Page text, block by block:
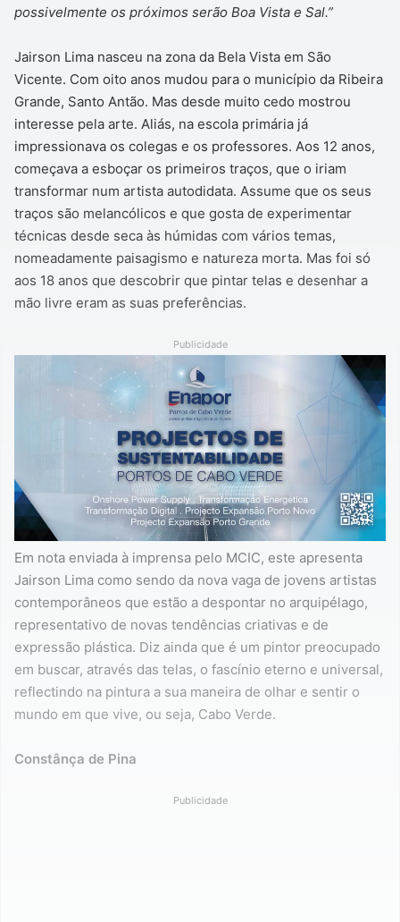
possivelmente os próximos serão Boa Vista e Sal.”
Jairson Lima nasceu na zona da Bela Vista em São
Vicente. Com oito anos mudou para o município da Ribeira
Grande, Santo Antão. Mas desde muito cedo mostrou
interesse pela arte. Aliás, na escola primária já
impressionava os colegas e os professores. Aos 12 anos,
começava a esboçar os primeiros traços, que o iriam
transformar num artista autodidata. Assume que os seus
traços são melancólicos e que gosta de experimentar
técnicas desde seca às húmidas com vários temas,
nomeadamente paisagismo e natureza morta. Mas foi só
aos 18 anos que descobrir que pintar telas e desenhar a
mão livre eram as suas preferências.
Publicidade
Em nota enviada à imprensa pelo MCIC, este apresenta
Jairson Lima como sendo da nova vaga de jovens artistas
contemporâneos que estão a despontar no arquipélago,
representativo de novas tendências criativas e de
expressão plástica. Diz ainda que é um pintor preocupado
em buscar, através das telas, o fascínio eterno e universal,
reflectindo na pintura a sua maneira de olhar e sentir o
mundo em que vive, ou seja, Cabo Verde.
Constânça de Pina
Publicidade